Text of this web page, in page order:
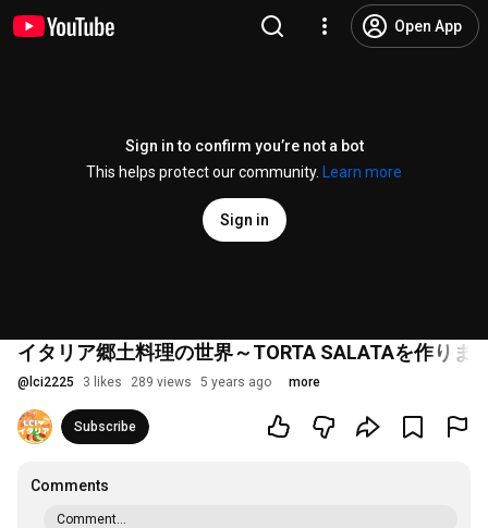
Open App
Sign in to confirm you’re not a bot
This helps protect our community.
Learn more
Sign in
イタリア郷土料理の世界～TORTA SALATAを作りま
@ lci2225 3 likes 289 views 5 years ago more
Subscribe
Comments
Comment...